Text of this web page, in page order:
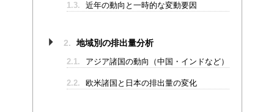
1.3. 近年の動向と一時的な変動要因
2. 地域別の排出量分析
2.1. アジア諸国の動向（中国・インドなど）
2.2. 欧米諸国と日本の排出量の変化